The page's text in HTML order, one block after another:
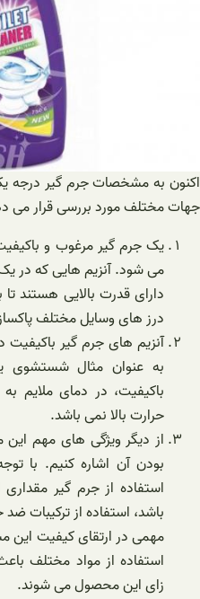
اکنون به مشخصات جرم گیر درجه
جهات مختلف مورد بررسی قرار می
یک جرم گیر مرغوب و
می شود. آنزیم هایی که در یک
دارای قدرت بالایی هستند
درز های وسایل مختلف
آنزیم های جرم گیر
به عنوان مثال شستشوی
باکیفیت، در دمای ملایم
حرارت بالا نمی باشد.
از دیگر ویژگی های مهم
بودن آن اشاره کنیم. با
استفاده از جرم گیر
باشد، استفاده از ترکیبات
مهمی در ارتقای کیفیت این
استفاده از مواد مختلف
زای این محصول می شوند.